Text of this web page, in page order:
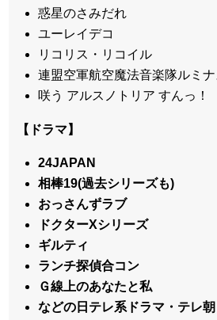
惑星のさみだれ
ユーレイデコ
リコリス・リコイル
連盟空軍航空魔法音楽隊ルミ
咲う アルスノトリア すんっ！
【ドラマ】
24JAPAN
相棒19(過去シリーズも)
おっさんずラブ
ドクターXシリーズ
ギルティ
ランチ探偵合コン
Ｇ線上のあなたと私
などの日テレ系ドラマ・テレ